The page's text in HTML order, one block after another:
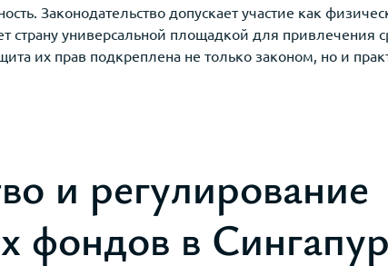
Законодательство допускает участие как
страну универсальной площадкой для привлечения
их прав подкреплена не только законом, но и
и регулирование
фондов в